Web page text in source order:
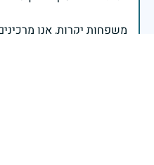
משפחות יקרות, אנו